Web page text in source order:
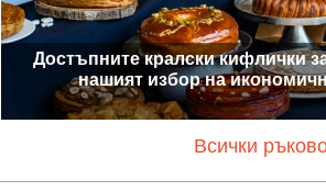
Достъпните кралски кифлички
нашият избор на
Всички